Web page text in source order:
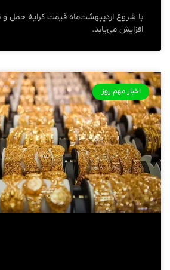
با شروع اردیبهشت‌ماه قیمت کرایه حمل و
افزایش می‌یابد.
اخبار مهم روز